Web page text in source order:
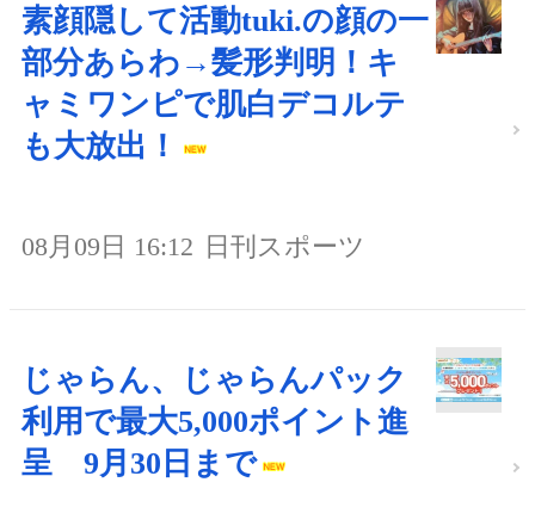
素顔隠して活動tuki.の顔の一
部分あらわ→髪形判明！キ
ャミワンピで肌白デコルテ
も大放出！
08月09日 16:12 日刊スポーツ
じゃらん、じゃらんパック
利用で最大5,000ポイント進
呈 9月30日まで